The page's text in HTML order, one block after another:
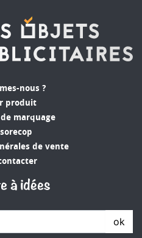
nous ?
produit
marquage
de vente
ok